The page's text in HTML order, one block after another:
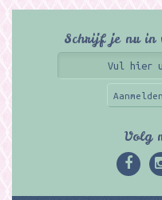
Schrijf je nu in
Volg